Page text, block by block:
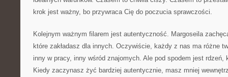
krok jest ważny, bo przywraca Cię do poczucia sprawczości.
Kolejnym ważnym filarem jest autentyczność. Margoseila
które zakładasz dla innych. Oczywiście, każdy z nas ma różne
inny w pracy, inny wśród znajomych. Ale pod spodem jest rdzeń,
Kiedy zaczynasz żyć bardziej autentycznie, masz mniej